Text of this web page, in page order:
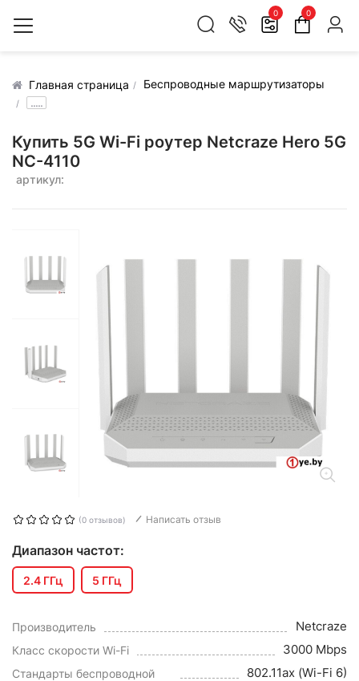
0 0
Главная страница
Беспроводные маршрутизаторы
.....
Купить 5G Wi-Fi роутер Netcraze Hero 5G
NC-4110
артикул:
(0 отзывов) Написать отзыв
Диапазон частот:
2.4 ГГц 5 ГГц
Производитель Netcraze
Класс скорости Wi-Fi 3000 Mbps
Стандарты беспроводной
802.11ax (Wi-Fi 6)